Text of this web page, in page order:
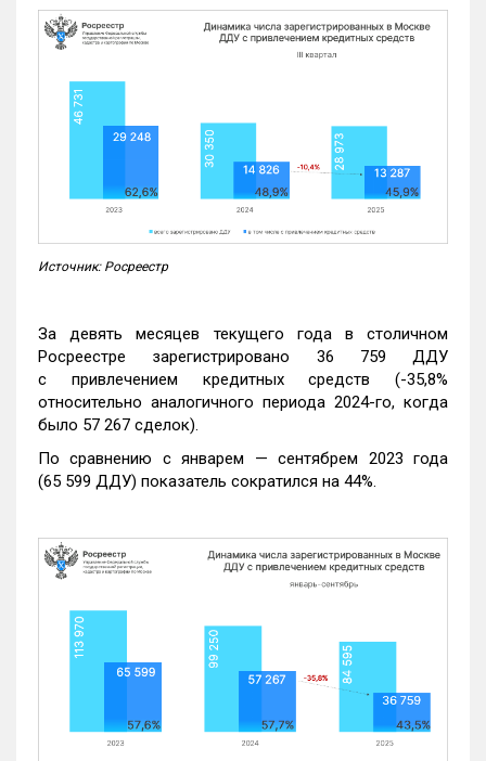
Источник: Росреестр
За девять месяцев текущего года в столичном
Росреестре зарегистрировано 36 759 ДДУ
с привлечением кредитных средств (-35,8%
относительно аналогичного периода 2024-го, когда
было 57 267 сделок).
По сравнению с январем — сентябрем 2023 года
(65 599 ДДУ) показатель сократился на 44%.